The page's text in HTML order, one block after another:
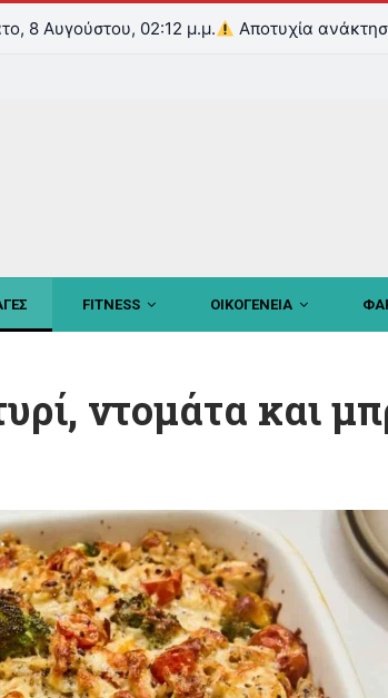
8 Αυγούστου, 02:12 μ.μ. Αποτυχία
FITNESS ΟΙΚΟΓΕΝΕΙΑ
ντομάτα και